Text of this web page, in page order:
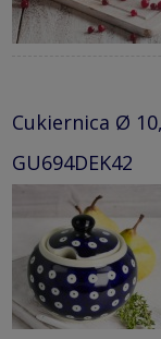
Cukiernica Ø
GU694DEK42